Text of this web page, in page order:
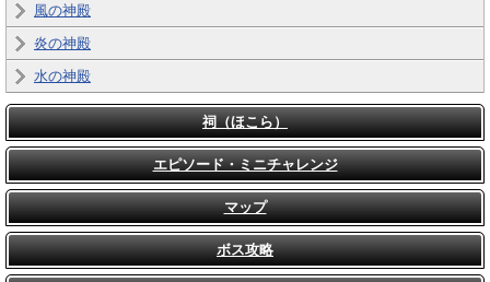
風の神殿
炎の神殿
水の神殿
祠（ほこら）
エピソード・ミニチャレンジ
マップ
ボス攻略